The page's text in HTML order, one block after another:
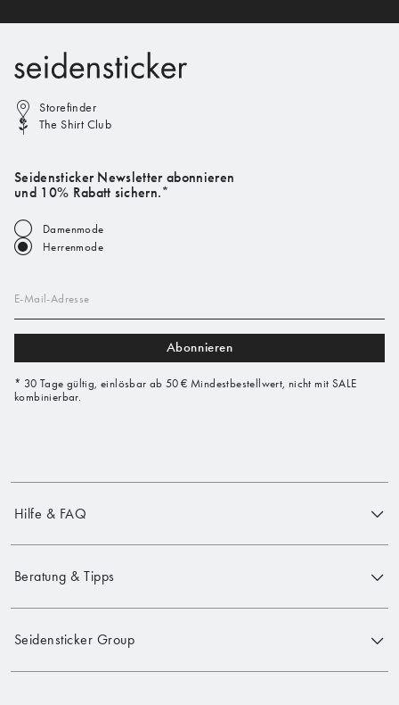
Storefinder
The Shirt Club
Seidensticker Newsletter abonnieren
und 10% Rabatt sichern.*
Damenmode
Herrenmode
E-Mail-Adresse
Abonnieren
* 30 Tage gültig, einlösbar ab 50 € Mindestbestellwert, nicht mit SALE
kombinierbar.
Hilfe & FAQ
Beratung & Tipps
Seidensticker Group